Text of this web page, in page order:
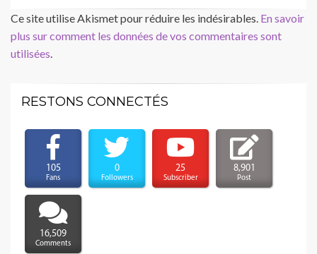
Ce site utilise Akismet pour réduire les indésirables. En savoir
plus sur comment les données de vos commentaires sont
utilisées.
RESTONS CONNECTÉS
105
Fans
0
Followers
25
Subscriber
8,901
Post
16,509
Comments